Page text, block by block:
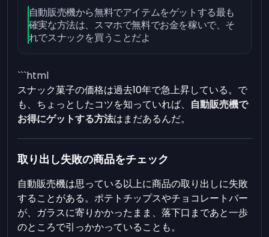
自動販売機から無料でアイテムをゲットする最も
確実な方法は、スマホで無料でお金を稼いで、そ
れでスナックを買うことだよ
```html
スナック菓子の価格は過去10年で急上昇している。で
も、ちょっとしたコツを知っていれば、 自動販売機で
お得にゲットする方法はまだあるんだ。
取り出し失敗の商品をチェック
自動販売機は思っている以上に商品の取り出しに失敗
することがある。ポテトチップスやチョコレートバー
が、ガラスに寄りかかったまま、落下口まであと一歩
のところで引っかかっていることも。